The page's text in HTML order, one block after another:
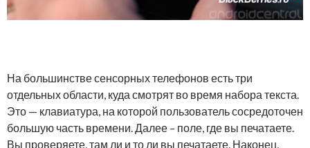
На большинстве сенсорных телефонов есть три
отдельных области, куда смотрят во время набора текста.
Это — клавиатура, на которой пользователь сосредоточен
большую часть времени. Далее – поле, где вы печатаете.
Вы проверяете, там ли и то ли вы печатаете. Наконец,